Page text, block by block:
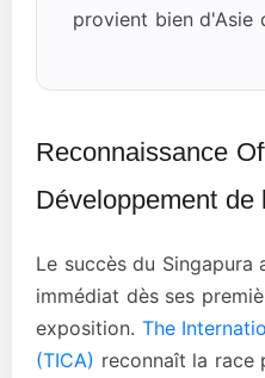
provient bien d'Asie
Reconnaissance
Développement de
Le succès du Singapura
immédiat dès ses
exposition. The
(TICA) reconnaît la race